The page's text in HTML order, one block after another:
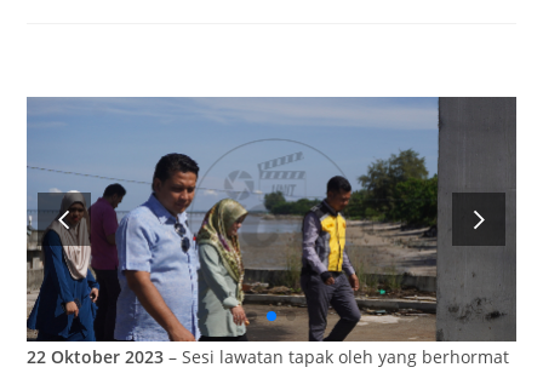
22 Oktober 2023 – Sesi lawatan tapak oleh yang berhormat